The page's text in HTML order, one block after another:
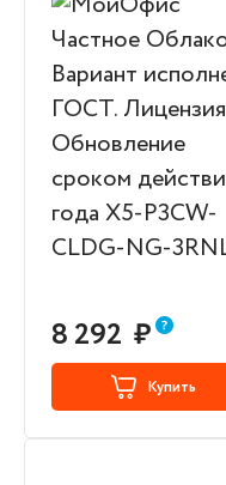
8 292 ₽
Купить